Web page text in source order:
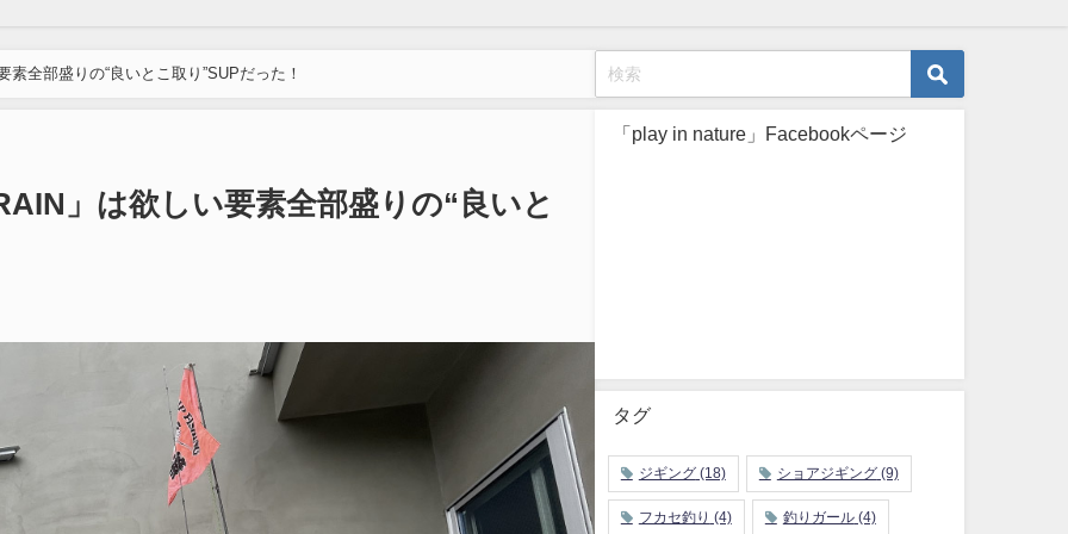
全部盛りの“良いとこ取り”SUPだった！
」は欲しい要素全部盛りの“良いと
「play in nature」Facebookページ
タグ
ジギング(18) ショアジギング(9)
フカセ釣り (4) 釣りガール(4)